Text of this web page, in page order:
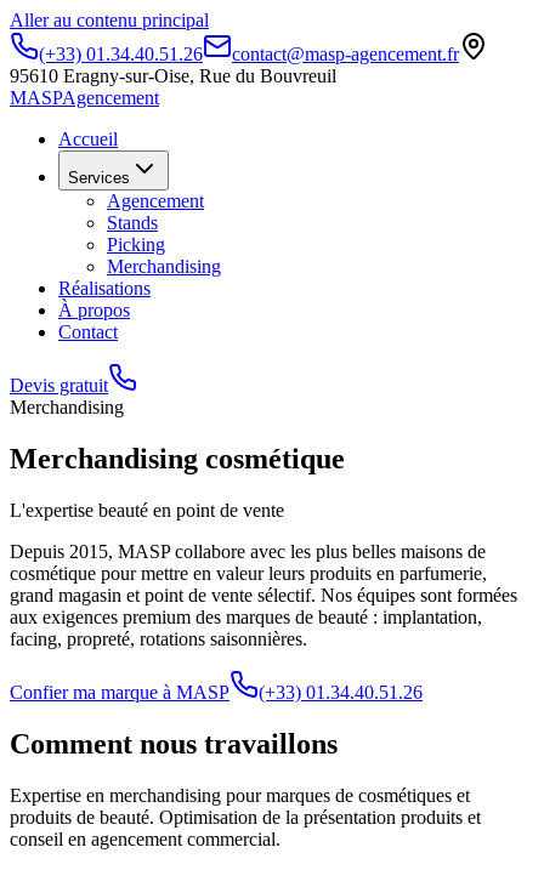
Aller au contenu principal
(+33) 01.34.40.51.26
contact@masp-agencement.fr
95610 Eragny-sur-Oise, Rue du Bouvreuil
MASPAgencement
Accueil
Services
Agencement
Stands
Picking
Merchandising
Réalisations
À propos
Contact
Devis gratuit
Merchandising
Merchandising cosmétique
L'expertise beauté en point de vente
Depuis 2015, MASP collabore avec les plus belles maisons de
cosmétique pour mettre en valeur leurs produits en parfumerie,
grand magasin et point de vente sélectif. Nos équipes sont formées
aux exigences premium des marques de beauté : implantation,
facing, propreté, rotations saisonnières.
Confier ma marque à MASP (+33) 01.34.40.51.26
Comment nous travaillons
Expertise en merchandising pour marques de cosmétiques et
produits de beauté. Optimisation de la présentation produits et
conseil en agencement commercial.